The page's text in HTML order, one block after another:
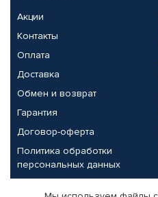
Акции
Контакты
Оплата
Доставка
Обмен и возврат
Гарантия
Договор-оферта
Политика обработки
персональных данных